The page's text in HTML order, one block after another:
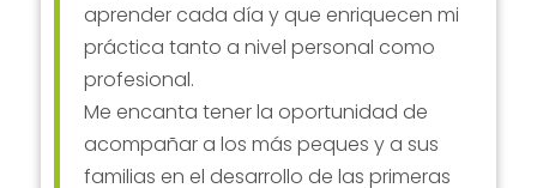
aprender cada día y que enriquecen mi
práctica tanto a nivel personal como
profesional.
Me encanta tener la oportunidad de
acompañar a los más peques y a sus
familias en el desarrollo de las primeras